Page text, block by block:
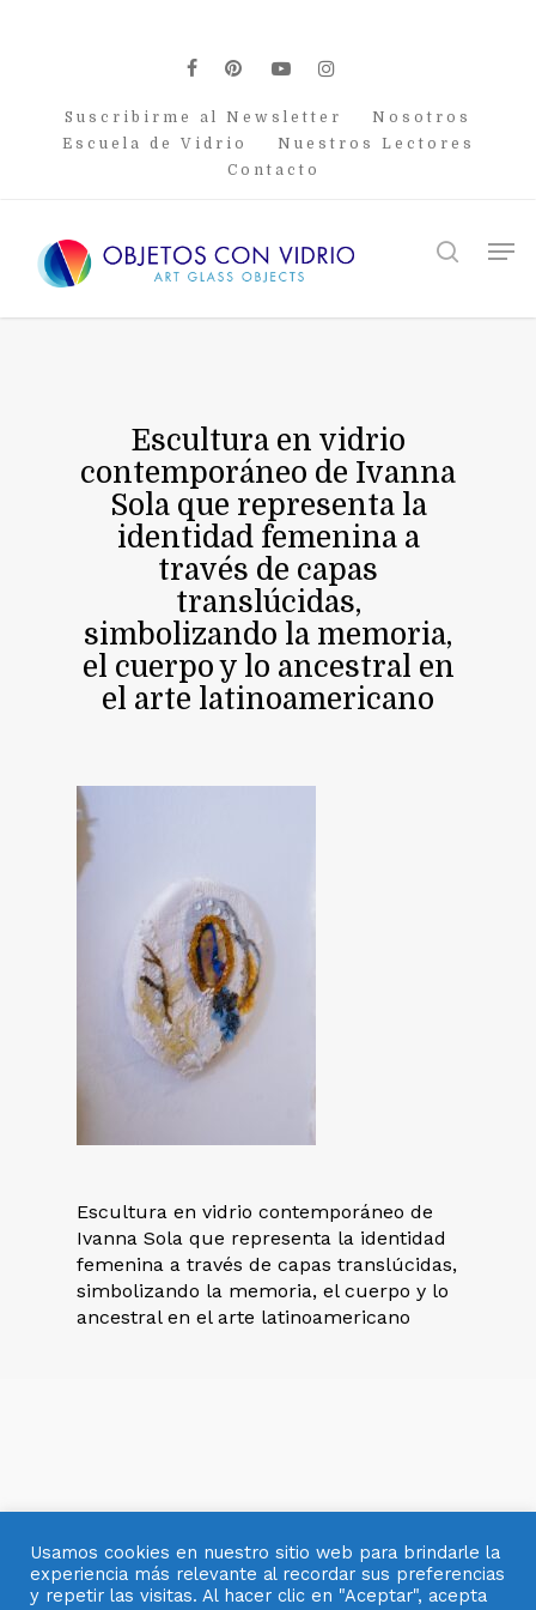
facebook
pinterest
youtubeinstagram
Suscribirme al Newsletter
Nosotros
Escuela de Vidrio
Nuestros Lectores
Contacto
search
Escultura en vidrio
contemporáneo de Ivanna
Sola que representa la
identidad femenina a
través de capas
translúcidas,
simbolizando la memoria,
el cuerpo y lo ancestral en
el arte latinoamericano
Escultura en vidrio contemporáneo de
Ivanna Sola que representa la identidad
femenina a través de capas translúcidas,
simbolizando la memoria, el cuerpo y lo
ancestral en el arte latinoamericano
Usamos cookies en nuestro sitio web para brindarle la
experiencia más relevante al recordar sus preferencias
y repetir las visitas. Al hacer clic en "Aceptar", acepta